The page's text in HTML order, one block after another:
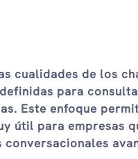
cualidades de los
para
Este enfoque
útil para empresas